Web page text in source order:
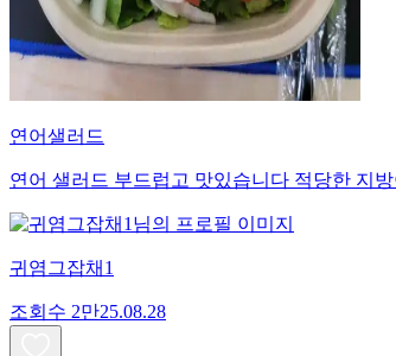
연어샐러드
연어 샐러드 부드럽고 맛있습니다 적당한 지
귀염그잡채1
조회수 2만25.08.28